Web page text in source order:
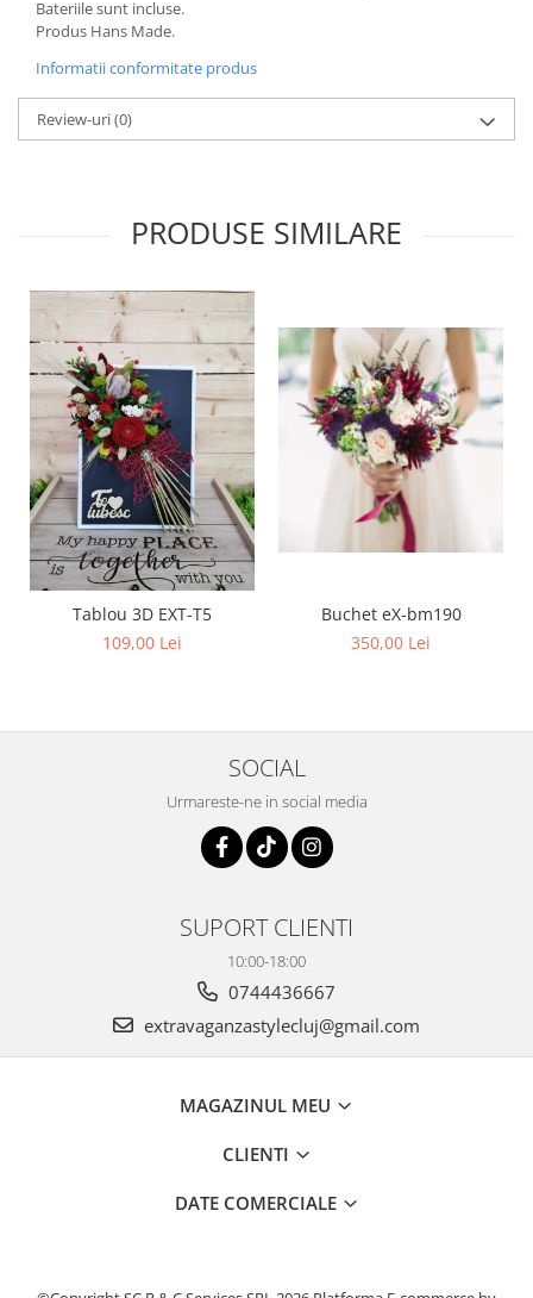
Bateriile sunt incluse.
Produs Hans Made.
Informatii conformitate produs
Review-uri(0)
PRODUSE SIMILARE
Tablou 3D EXT-T5
109,00 Lei
Buchet eX-bm190
350,00 Lei
SOCIAL
Urmareste-ne in social media
SUPORT CLIENTI
10:00-18:00
0744436667
extravaganzastylecluj@gmail.com
MAGAZINUL MEU
CLIENTI
DATE COMERCIALE